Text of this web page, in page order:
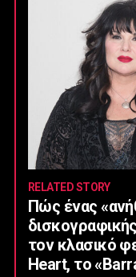
RELATED STORY
Πώς ένας
τον κλασικό
Heart, το